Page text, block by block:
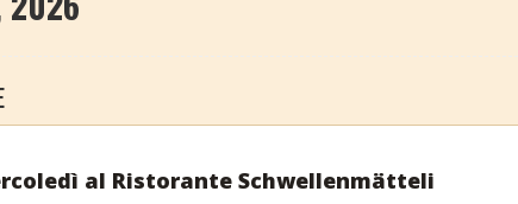
al Ristorante Schwellenmätteli